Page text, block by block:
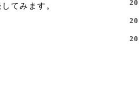
てみます。